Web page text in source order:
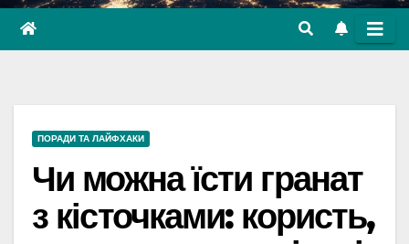
ПОРАДИ ТА ЛАЙФХАКИ
Чи можна їсти гранат
з кісточками: користь,